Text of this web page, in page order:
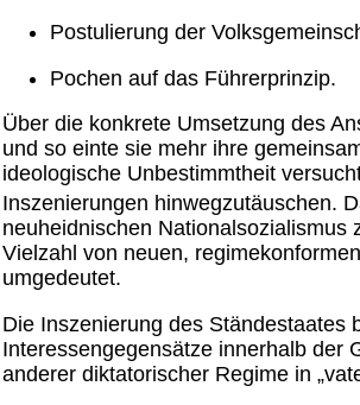
Postulierung der
Pochen auf das Führerprinzip.
Über die konkrete Umsetzung des
und so einte sie mehr ihre
ideologische Unbestimmtheit
Inszenierungen hinwegzutäuschen.
neuheidnischen
Vielzahl von neuen,
umgedeutet.
Die Inszenierung des Ständestaates
Interessengegensätze innerhalb der
anderer diktatorischer Regime in